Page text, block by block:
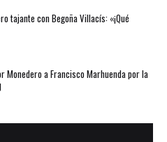
tajante con Begoña Villacís: «¡Qué
Monedero a Francisco Marhuenda por la